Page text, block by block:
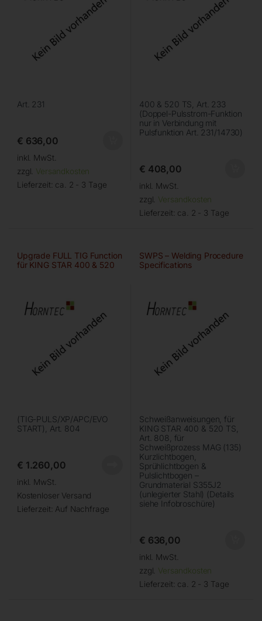
Art. 231
€ 636,00
inkl. MwSt.
zzgl. Versandkosten
Lieferzeit: ca. 2 - 3 Tage
400 & 520 TS, Art. 233
(Doppel-Pulsstrom-Funktion
nur in Verbindung mit
Pulsfunktion Art. 231/14730)
€ 408,00
inkl. MwSt.
zzgl. Versandkosten
Lieferzeit: ca. 2 - 3 Tage
Upgrade FULL TIG Function
für KING STAR 400 & 520
(TIG-PULS/XP/APC/EVO
START), Art. 804
€ 1.260,00
inkl. MwSt.
Kostenloser Versand
Lieferzeit: Auf Nachfrage
SWPS – Welding Procedure
Specifications
Schweißanweisungen, für
KING STAR 400 & 520 TS,
Art. 808, für
Schweißprozess MAG (135)
Kurzlichtbogen,
Sprühlichtbogen &
Pulslichtbogen –
Grundmaterial S355J2
(unlegierter Stahl) (Details
siehe Infobroschüre)
€ 636,00
inkl. MwSt.
zzgl. Versandkosten
Lieferzeit: ca. 2 - 3 Tage